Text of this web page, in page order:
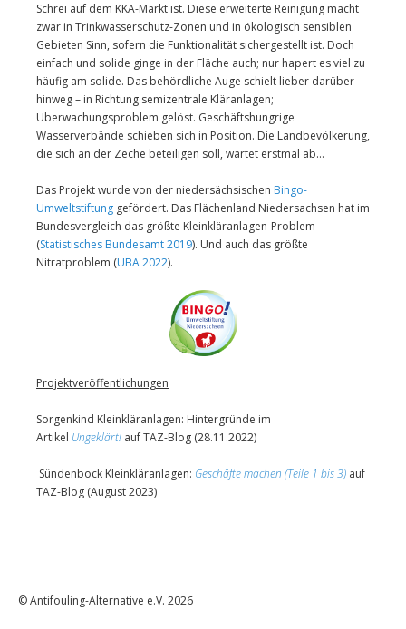
Schrei auf dem KKA-Markt ist. Diese erweiterte Reinigung macht
zwar in Trinkwasserschutz-Zonen und in ökologisch sensiblen
Gebieten Sinn, sofern die Funktionalität sichergestellt ist. Doch
einfach und solide ginge in der Fläche auch; nur hapert es viel zu
häufig am solide. Das behördliche Auge schielt lieber darüber
hinweg – in Richtung semizentrale Kläranlagen;
Überwachungsproblem gelöst. Geschäftshungrige
Wasserverbände schieben sich in Position. Die Landbevölkerung,
die sich an der Zeche beteiligen soll, wartet erstmal ab…
Das Projekt wurde von der niedersächsischen Bingo-
Umweltstiftung gefördert. Das Flächenland Niedersachsen hat im
Bundesvergleich das größte Kleinkläranlagen-Problem
(Statistisches Bundesamt 2019). Und auch das größte
Nitratproblem (UBA 2022).
Projektveröffentlichungen
Sorgenkind Kleinkläranlagen: Hintergründe im
Artikel Ungeklärt! auf TAZ-Blog (28.11.2022)
Sündenbock Kleinkläranlagen: Geschäfte machen (Teile 1 bis 3) auf
TAZ-Blog (August 2023)
© Antifouling-Alternative e.V. 2026